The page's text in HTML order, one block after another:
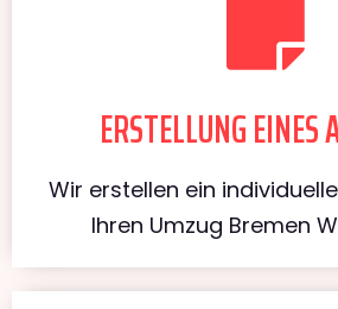
ERSTELLUNG EINES
Wir erstellen ein
Ihren Umzug Bremen